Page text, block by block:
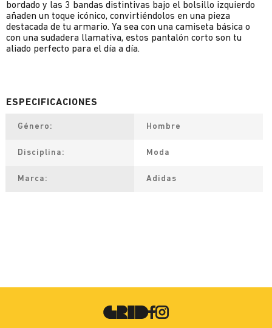
bordado y las 3 bandas distintivas bajo el bolsillo izquierdo
añaden un toque icónico, convirtiéndolos en una pieza
destacada de tu armario. Ya sea con una camiseta básica o
con una sudadera llamativa, estos pantalón corto son tu
aliado perfecto para el día a día.
Género Hombre
Disciplina Moda
Marca Adidas